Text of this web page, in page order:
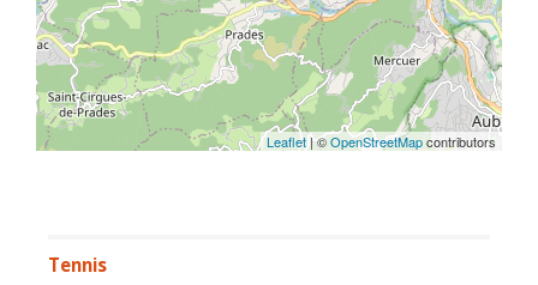
Leaflet| ©OpenStreetMapcontributors
Tennis